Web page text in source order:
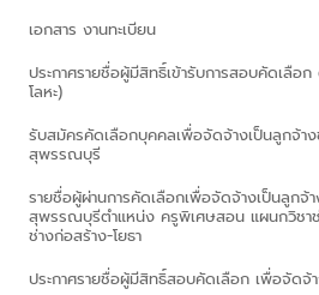
เอกสาร งานทะเบียน
ประกาศรายชื่อผู้มีสิทธิ์เข้ารับการสอบคัดเลือ
โลหะ)
รับสมัครคัดเลือกบุคคลเพื่อจัดจ้างเป็นลูกจ้า
สุพรรณบุรี
รายชื่อผู้ผ่านการคัดเลือกเพื่อจัดจ้างเป็นลูกจ้
สุพรรณบุรีตำแหน่ง ครูพิเศษสอน แผนกวิชาช่
ช่างก่อสร้าง-โยธา
ประกาศรายชื่อผู้มีสิทธิ์สอบคัดเลือก เพื่อจัดจ้